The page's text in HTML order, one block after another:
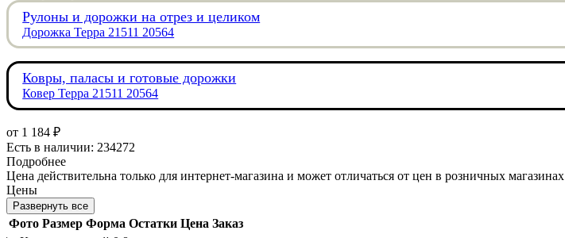
Рулоны и дорожки на отрез и целиком
Дорожка Терра 21511 20564
Ковры, паласы и готовые дорожки
Ковер Терра 21511 20564
от 1 184 ₽
Есть в наличии: 234272
Подробнее
Цена действительна только для интернет-магазина и может отличаться от цен в розничных магазинах
Цены
Развернуть все
Фото Размер Форма Остатки Цена Заказ